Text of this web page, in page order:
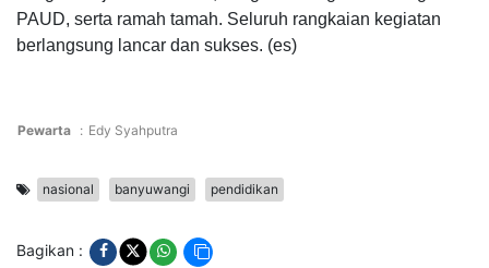
PAUD, serta ramah tamah. Seluruh rangkaian kegiatan
berlangsung lancar dan sukses. (es)
Pewarta : Edy Syahputra
nasional banyuwangi pendidikan
Bagikan :